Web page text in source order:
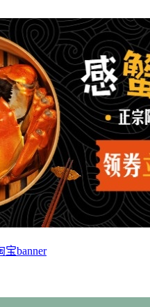
banner